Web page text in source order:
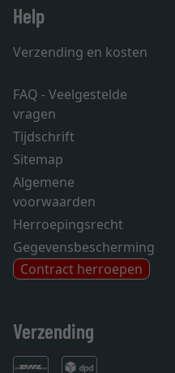
Help
Verzending en kosten
FAQ - Veelgestelde
vragen
Tijdschrift
Sitemap
Algemene
voorwaarden
Herroepingsrecht
Gegevensbescherming
Contract herroepen
Verzending